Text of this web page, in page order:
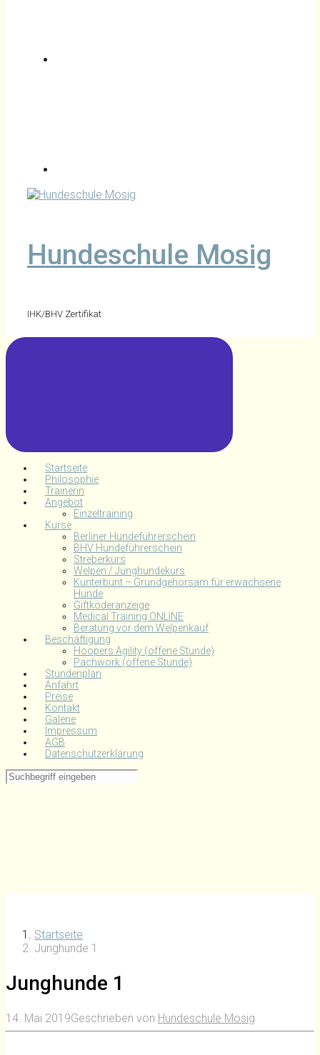
Hundeschule Mosig
IHK/BHV Zertifikat
Startseite
Philosophie
Trainerin
Angebot
Einzeltraining
Kurse
Berliner Hundeführerschein
BHV Hundeführerschein
Streberkurs
Welpen / Junghundekurs
Kunterbunt – Grundgehorsam für erwachsene
Hunde
Giftköderanzeige
Medical Training ONLINE
Beratung vor dem Welpenkauf
Beschäftigung
Hoopers Agility (offene Stunde)
Pachwork (offene Stunde)
Stundenplan
Anfahrt
Preise
Kontakt
Galerie
Impressum
AGB
Datenschutzerklärung
Startseite
Junghunde 1
Junghunde 1
14. Mai 2019Geschrieben von Hundeschule Mosig